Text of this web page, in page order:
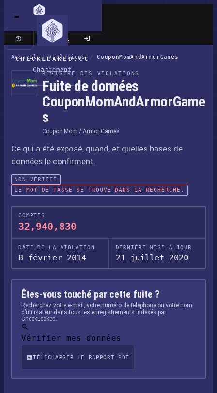
CHECKLEAKED.CC
Chargement
Site classique
Accueil / Violations / CouponMomAndArmorGames
REGISTRE DES VIOLATIONS
Fuite de données
CouponMomAndArmorGame
s
Coupon Mom / Armor Games
Ce qui a été exposé, quand, et quelles bases de
données le confirment.
NON VÉRIFIÉ
LE MOT DE PASSE SE TROUVE DANS LA RECHERCHE.
COMPTES
32,940,830
DATE DE LA VIOLATION
8 février 2014
DERNIÈRE MISE À JOUR
21 juillet 2020
Êtes-vous touché par cette fuite ?
Recherchez votre e-mail, votre numéro de téléphone ou votre nom
d’utilisateur dans tous les enregistrements indexés par
CheckLeaked.
Vérifier mes données
TÉLÉCHARGER LE RAPPORT PDF